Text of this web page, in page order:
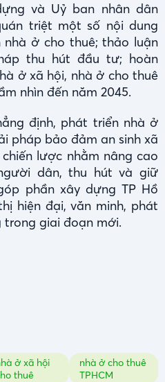
và Uỷ ban nhân dân
triệt một số nội dung
ở cho thuê; thảo luận
thu hút đầu tư; hoàn
ở xã hội, nhà ở cho thuê
nhìn đến năm 2045.
định, phát triển nhà ở
pháp bảo đảm an sinh xã
lược nhằm nâng cao
dân, thu hút và giữ
phần xây dựng TP Hồ
hiện đại, văn minh, phát
trong giai đoạn mới.
ở xã hội
thuê
nhà ở cho thuê
TPHCM